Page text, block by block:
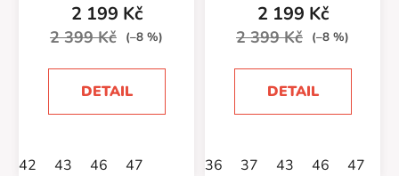
2 199 Kč
2 399 Kč (–8 %)
DETAIL
42 43 46 47
2 199 Kč
2 399 Kč (–8 %)
DETAIL
36 37 43 46 47